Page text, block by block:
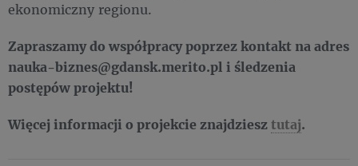
ekonomiczny regionu.
Zapraszamy do współpracy poprzez kontakt na adres
nauka-biznes@gdansk.merito.pl i śledzenia
postępów projektu!
Więcej informacji o projekcie znajdziesztutaj.